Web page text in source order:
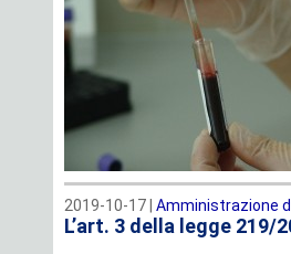
2019-10-17 | Amministrazione
L’art. 3 della legge 219/